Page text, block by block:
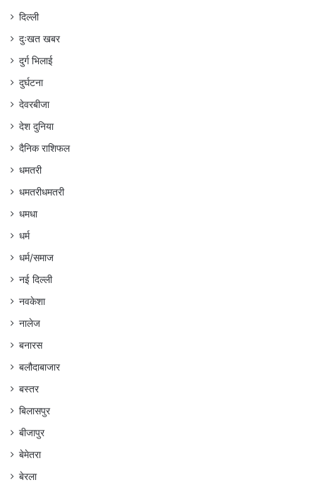
दिल्ली
दुःखत खबर
दुर्ग भिलाई
दुर्घटना
देवरबीजा
देश दुनिया
दैनिक राशिफल
धमतरी
धमतरीधमतरी
धमधा
धर्म
धर्म/समाज
नई दिल्ली
नवकेशा
नालेज
बनारस
बलौदाबाजार
बस्तर
बिलासपुर
बीजापुर
बेमेतरा
बेरला